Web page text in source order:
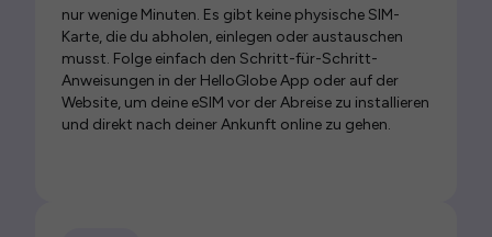
nur wenige Minuten. Es gibt keine physische SIM-
Karte, die du abholen, einlegen oder austauschen
musst. Folge einfach den Schritt-für-Schritt-
Anweisungen in der HelloGlobe App oder auf der
Website, um deine eSIM vor der Abreise zu installieren
und direkt nach deiner Ankunft online zu gehen.